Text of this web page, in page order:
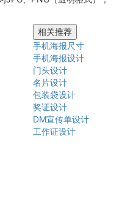
相关推荐
手机海报尺寸
手机海报设计
门头设计
名片设计
包装袋设计
奖证设计
DM宣传单设计
工作证设计